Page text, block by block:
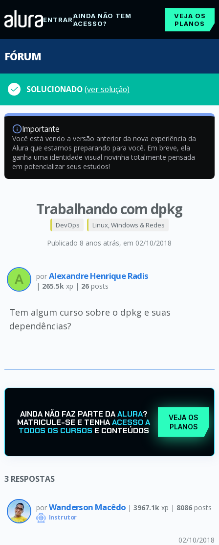
ENTRARAINDA NÃO TEM
ACESSO?
VEJA OS
PLANOS
FÓRUM
SOLUCIONADO(ver solução)
Importante
Você está vendo a versão anterior da nova experiência da
Alura que estamos preparando para você. Em breve, ela
ganha uma identidade visual novinha totalmente pensada
em potencializar seus estudos!
Trabalhando com dpkg
Publicado 8 anos atrás, em 02/10/2018
DevOps Linux, Windows & Redes
por Alexandre Henrique Radis
| 265.5kxp | 26posts
Tem algum curso sobre o dpkg e suas
dependências?
AINDA NÃO FAZ PARTE DAALURA?
MATRICULE-SE E TENHAACESSO A
TODOS OS CURSOS E CONTEÚDOS
VEJA OS
PLANOS
3 RESPOSTAS
por Wanderson Macêdo | 3967.1k xp | 8086posts
Instrutor
02/10/2018